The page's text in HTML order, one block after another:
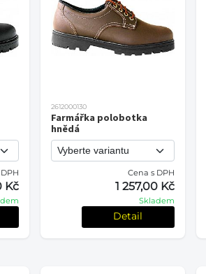
Kč
2612000130
Farmářka polobotka
hnědá
Cena s DPH
1 257,00 Kč
Skladem
Detail